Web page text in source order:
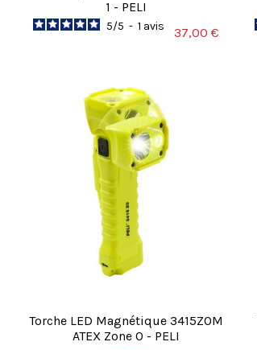
1 - PELI
5/5 - 1 avis 37,00 €
Torche LED Magnétique 3415Z0M
ATEX Zone 0 - PELI